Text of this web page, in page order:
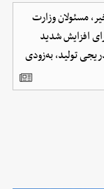
مسئولان وزارت
افزایش شدید
تولید، به‌زودی